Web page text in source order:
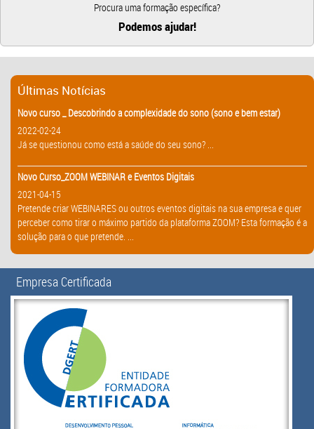
Procura uma formação específica?
Podemos ajudar!
Últimas Notícias
Novo curso _ Descobrindo a complexidade do sono (sono e bem estar)
2022-02-24
Já se questionou como está a saúde do seu sono? ...
Novo Curso_ZOOM WEBINAR e Eventos Digitais
2021-04-15
Pretende criar WEBINARES ou outros eventos digitais na sua empresa e quer
perceber como tirar o máximo partido da plataforma ZOOM? Esta formação é a
solução para o que pretende. ...
Empresa Certificada